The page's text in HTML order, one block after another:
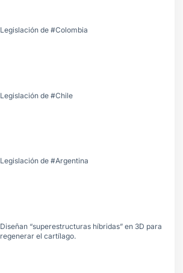
Legislación de #Colombia
Legislación de #Chile
Legislación de #Argentina
Diseñan “superestructuras híbridas” en 3D para
regenerar el cartílago.